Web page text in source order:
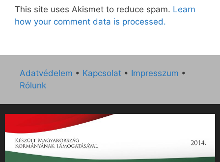
This site uses Akismet to reduce spam. Learn
how your comment data is processed.
Adatvédelem • Kapcsolat • Impresszum •
Rólunk